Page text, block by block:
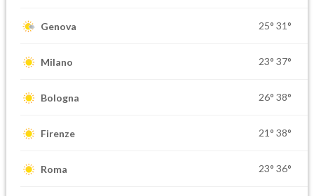
Genova 25° 31°
Milano 23° 37°
Bologna 26° 38°
Firenze 21° 38°
Roma 23° 36°